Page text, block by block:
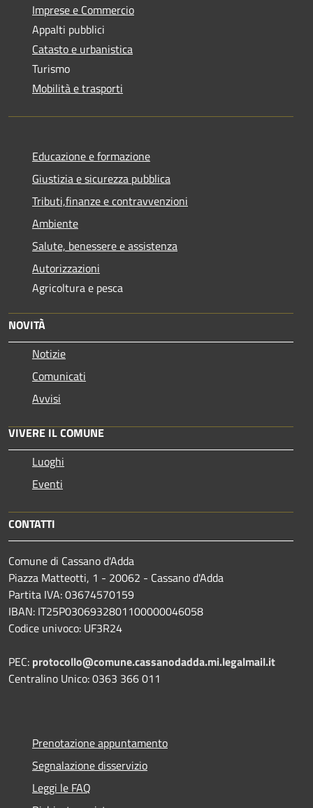
Imprese e Commercio
Appalti pubblici
Catasto e urbanistica
Turismo
Mobilità e trasporti
Educazione e formazione
Giustizia e sicurezza pubblica
Tributi,finanze e contravvenzioni
Ambiente
Salute, benessere e assistenza
Autorizzazioni
Agricoltura e pesca
NOVITÀ
Notizie
Comunicati
Avvisi
VIVERE IL COMUNE
Luoghi
Eventi
CONTATTI
Comune di Cassano d'Adda
Piazza Matteotti, 1 - 20062 - Cassano d'Adda
Partita IVA: 03674570159
IBAN: IT25P0306932801100000046058
Codice univoco: UF3R24
PEC: protocollo@comune.cassanodadda.mi.legalmail.it
Centralino Unico: 0363 366 011
Prenotazione appuntamento
Segnalazione disservizio
Leggi le FAQ